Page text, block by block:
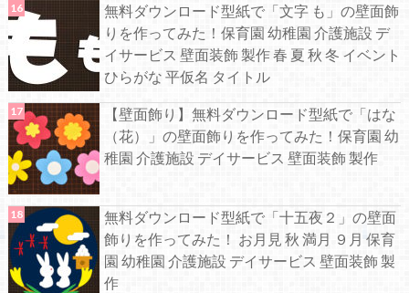
無料ダウンロード型紙で「文字 も」の壁面飾
りを作ってみた！保育園 幼稚園 介護施設 デ
イサービス 壁面装飾 製作 春 夏 秋 冬 イベント
ひらがな 平仮名 タイトル
【壁面飾り】無料ダウンロード型紙で「はな
（花）」の壁面飾りを作ってみた！保育園 幼
稚園 介護施設 デイサービス 壁面装飾 製作
無料ダウンロード型紙で「十五夜２」の壁面
飾りを作ってみた！ お月見 秋 満月 ９月 保育
園 幼稚園 介護施設 デイサービス 壁面装飾 製
作